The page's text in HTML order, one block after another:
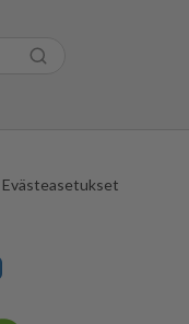
Evästeasetukset